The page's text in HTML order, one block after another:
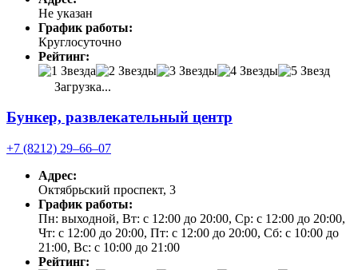
Не указан
График работы:
Круглосуточно
Рейтинг:
Загрузка...
Бункер, развлекательный центр
+7 (8212) 29‒66‒07
Адрес:
Октябрьский проспект, 3
График работы:
Пн: выходной, Вт: с 12:00 до 20:00, Ср: с 12:00 до 20:00,
Чт: с 12:00 до 20:00, Пт: с 12:00 до 20:00, Сб: с 10:00 до
21:00, Вс: с 10:00 до 21:00
Рейтинг: